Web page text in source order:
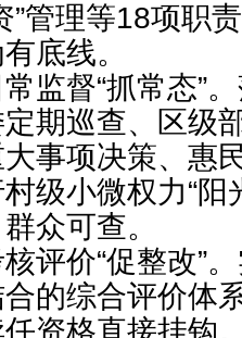
”管理等18项职
底线。
常监督“抓常态”
期巡查、区级
事项决策、惠
级小微权力“
众可查。
核评价“促整改”
的综合评价体
资格直接挂钩